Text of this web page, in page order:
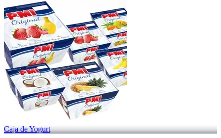
Caja de Yogurt